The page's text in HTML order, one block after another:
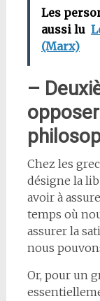
Les
aussi lu
(Marx)
–
Chez les
désigne la
avoir à
temps où
assurer la
nous
Or, pour un